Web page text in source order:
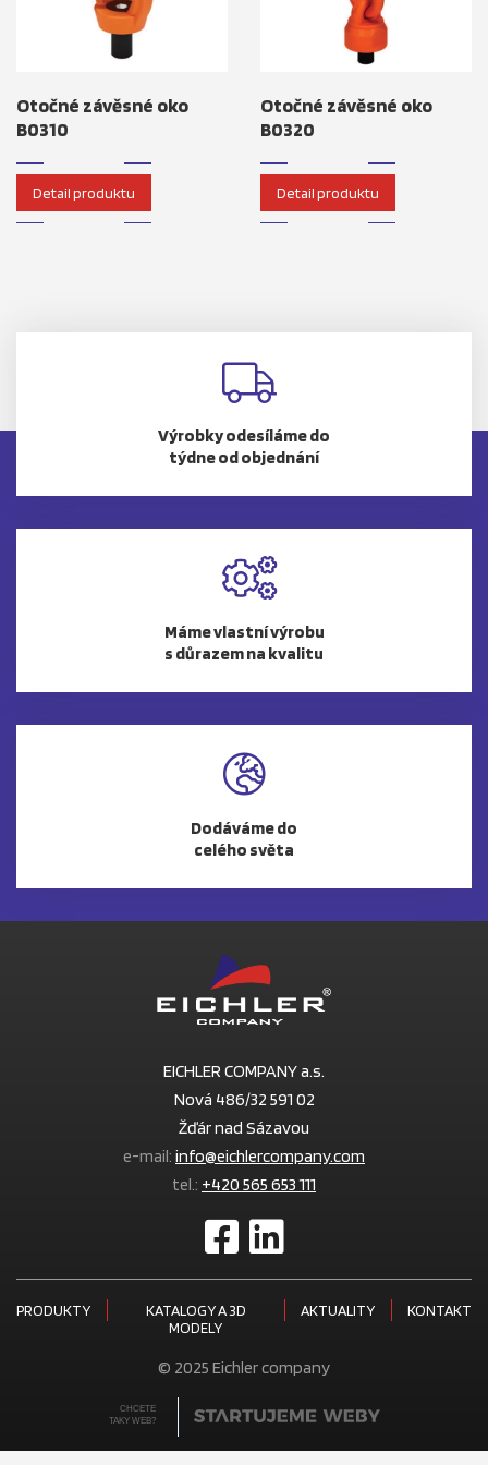
Otočné závěsné oko
B0310
Detail produktu
Otočné závěsné oko
B0320
Detail produktu
Výrobky odesíláme do
týdne od objednání
Máme vlastní výrobu
s důrazem na kvalitu
Dodáváme do
celého světa
© 2025 Eichler company
EICHLER COMPANY a.s.
Nová 486/32 591 02
Žďár nad Sázavou
e-mail: info@eichlercompany.com
tel.: +420 565 653 111
PRODUKTY
KATALOGY A 3D
MODELY
AKTUALITY KONTAKT
CHCETE
TAKY WEB?